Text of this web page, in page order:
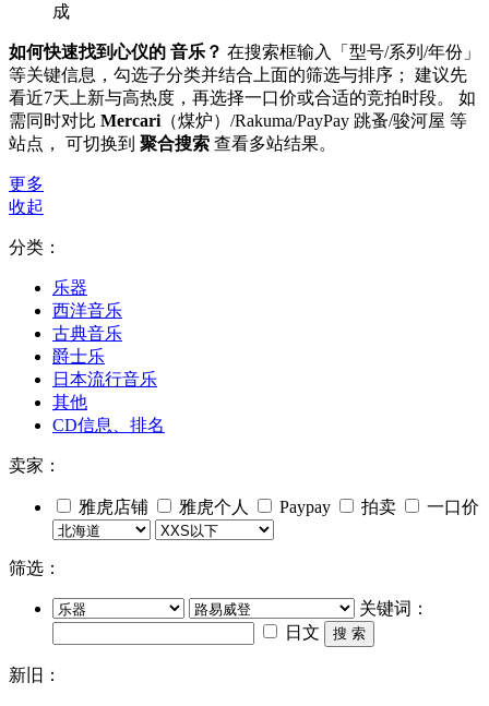
成
如何快速找到心仪的 音乐？ 在搜索框输入「型号/系列/年份」
等关键信息，勾选子分类并结合上面的筛选与排序； 建议先
看近7天上新与高热度，再选择一口价或合适的竞拍时段。 如
需同时对比 Mercari （煤炉）/Rakuma/PayPay 跳蚤/骏河屋 等
站点， 可切换到 聚合搜索 查看多站结果。
更多
收起
分类：
乐器
西洋音乐
古典音乐
爵士乐
日本流行音乐
其他
CD信息、排名
卖家：
雅虎店铺 雅虎个人 Paypay 拍卖 一口价
筛选：
关键词：
日文
搜 索
新旧：